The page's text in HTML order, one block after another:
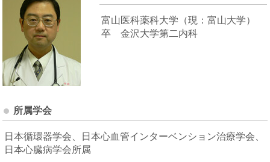
富山医科薬科大学（現：富山大学）
卒 金沢大学第二内科
所属学会
日本循環器学会、日本心血管インターベンション治療学会、
日本心臓病学会所属